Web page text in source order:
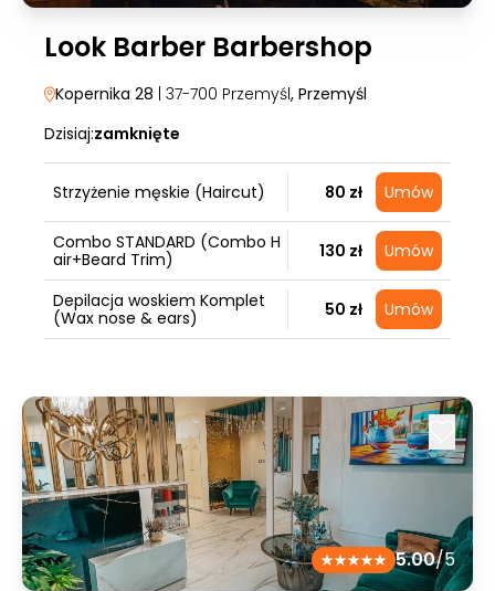
Look Barber Barbershop
Kopernika 28 | 37-700 Przemyśl, Przemyśl
Dzisiaj:zamknięte
Strzyżenie męskie (Haircut) 80 zł Umów
Combo STANDARD (Combo H
air+Beard Trim)
130 zł Umów
Depilacja woskiem Komplet
(Wax nose & ears)
50 zł Umów
5.00/5